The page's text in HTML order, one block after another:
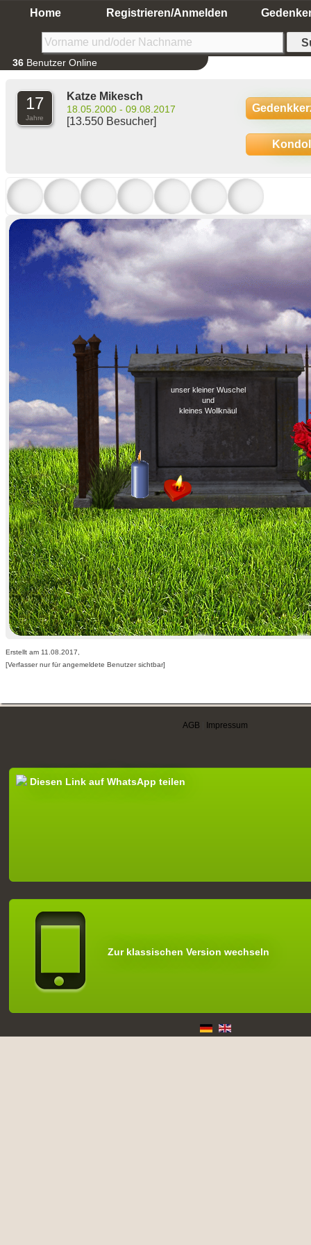
Home Registrieren/Anmelden
36 Benutzer Online
17
Jahre
Katze Mikesch
18.05.2000 - 09.08.2017
[13.550 Besucher]
unser kleiner Wuschel
und
kleines Wollknäul
Erstellt am 11.08.2017,
[Verfasser nur für angemeldete Benutzer sichtbar]
AGB Impressum
Diesen Link auf WhatsApp teilen
Zur klassischen Version wechseln